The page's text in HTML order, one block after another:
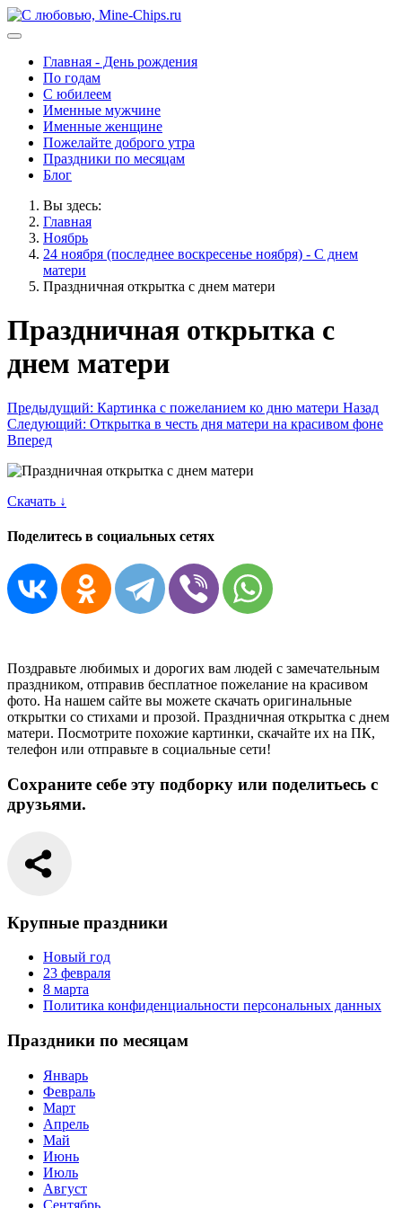
Главная - День рождения
По годам
С юбилеем
Именные мужчине
Именные женщине
Пожелайте доброго утра
Праздники по месяцам
Блог
Вы здесь:
Главная
Ноябрь
24 ноября (последнее воскресенье ноября) - С днем
матери
Праздничная открытка с днем матери
Праздничная открытка с
днем матери
Предыдущий: Картинка с пожеланием ко дню матери Назад
Следующий: Открытка в честь дня матери на красивом фоне
Вперед
Скачать ↓
Поделитесь в социальных сетях
Поздравьте любимых и дорогих вам людей с замечательным
праздником, отправив бесплатное пожелание на красивом
фото. На нашем сайте вы можете скачать оригинальные
открытки со стихами и прозой. Праздничная открытка с днем
матери. Посмотрите похожие картинки, скачайте их на ПК,
телефон или отправьте в социальные сети!
Сохраните себе эту подборку или поделитьесь с
друзьями.
Крупные праздники
Новый год
23 февраля
8 марта
Политика конфиденциальности персональных данных
Праздники по месяцам
Январь
Февраль
Март
Апрель
Май
Июнь
Июль
Август
Сентябрь